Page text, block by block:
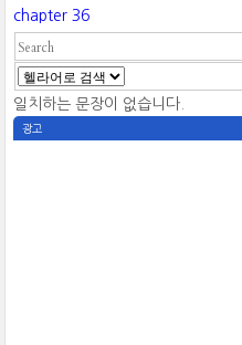
chapter 36
일치하는 문장이 없습니다.
광고